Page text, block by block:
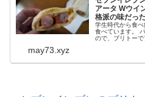
アータ Wウイ
格派の味だった
学生時代から食
食べています。
ので、ブリトー
may73.xyz